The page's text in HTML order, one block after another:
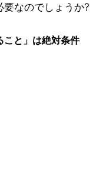
なのでしょうか?
こと」は絶対条件